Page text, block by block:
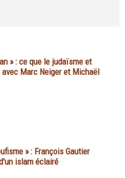
» : ce que le judaïsme et
Marc Neiger et Michaël
» : François Gautier
islam éclairé